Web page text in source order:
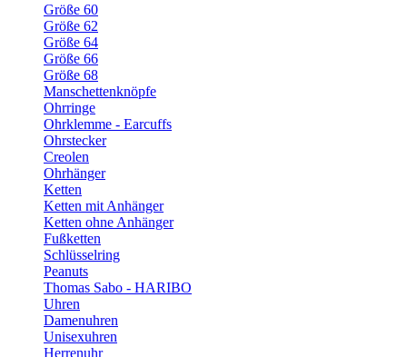
Größe 60
Größe 62
Größe 64
Größe 66
Größe 68
Manschettenknöpfe
Ohrringe
Ohrklemme - Earcuffs
Ohrstecker
Creolen
Ohrhänger
Ketten
Ketten mit Anhänger
Ketten ohne Anhänger
Fußketten
Schlüsselring
Peanuts
Thomas Sabo - HARIBO
Uhren
Damenuhren
Unisexuhren
Herrenuhr